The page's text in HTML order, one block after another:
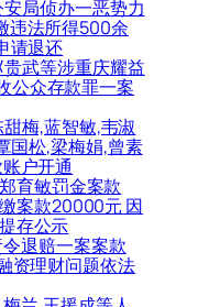
局侦办一恶势力
违法所得500余
请退还
武等涉重庆耀益
公众存款罪一案
梅,蓝智敏,韦淑
国松,梁梅娟,曾素
户开通
育敏罚金案款
案款20000元 因
存公示
退赔一案案款
资理财问题依法